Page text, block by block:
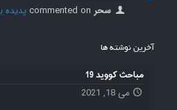
سحر پدیده
آخرین نوشته ها
مباحث کووید 19
می 18, 2021